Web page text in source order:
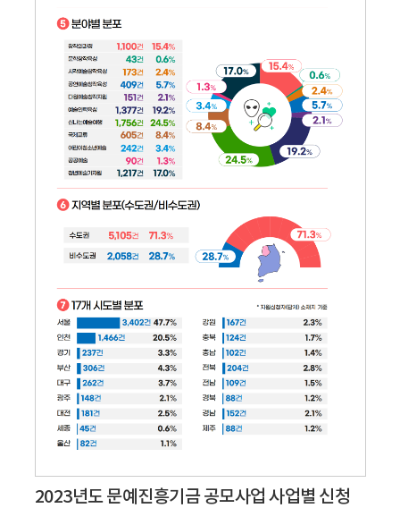
2023년도 문예진흥기금 공모사업 사업별 신청